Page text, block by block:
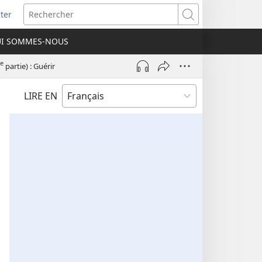
Rechercher
SOMMES-NOUS
e partie) : Guérir
LIRE EN